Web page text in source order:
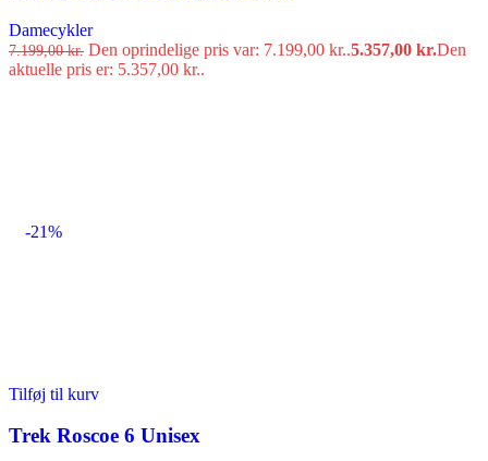
Damecykler
7.199,00kr. Den oprindelige pris var: 7.199,00 kr..5.357,00 kr.Den
aktuelle pris er: 5.357,00 kr..
-21%
Tilføj til kurv
Trek Roscoe 6 Unisex